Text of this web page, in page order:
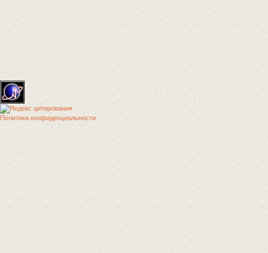
Политика конфиденциальности